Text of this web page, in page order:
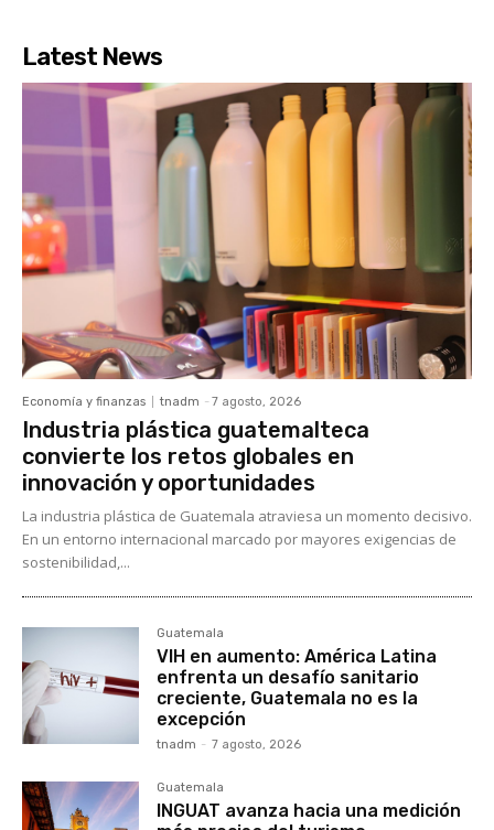
Latest News
Economía y finanzas tnadm - 7 agosto, 2026
Industria plástica guatemalteca
convierte los retos globales en
innovación y oportunidades
La industria plástica de Guatemala atraviesa un momento decisivo.
En un entorno internacional marcado por mayores exigencias de
sostenibilidad,...
Guatemala
VIH en aumento: América Latina
enfrenta un desafío sanitario
creciente, Guatemala no es la
excepción
tnadm - 7 agosto, 2026
Guatemala
INGUAT avanza hacia una medición